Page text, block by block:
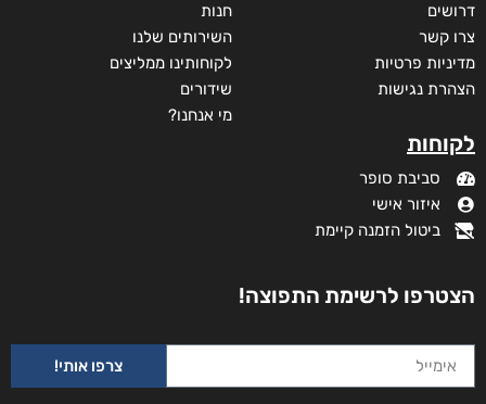
מתת החיים של היטנר יוסף
דרושים
צרו קשר
מדיניות פרטיות
הצהרת נגישות
לקוחות
סביבת סופר
איזור אישי
ביטול הזמנה קיימת
חנות
השירותים שלנו
לקוחותינו ממליצים
שידורים
מי אנחנו?
הצטרפו לרשימת התפוצה!
צרפו אותי!